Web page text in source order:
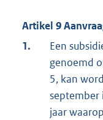
Artikel 9
1.
Een
genoemd
5, kan
september
jaar